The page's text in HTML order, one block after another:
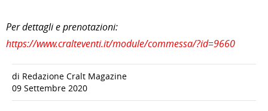
Per dettagli e prenotazioni:
https://www.cralteventi.it/module/commessa/?id=9660
di Redazione Cralt Magazine
09 Settembre 2020